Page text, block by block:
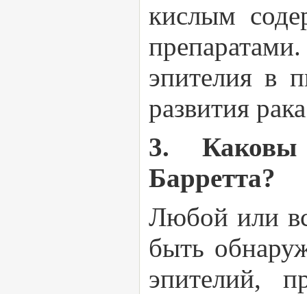
кислым
эпителия в
развития
3. Каковы
Барретта?
Любой или
быть
эпителий,